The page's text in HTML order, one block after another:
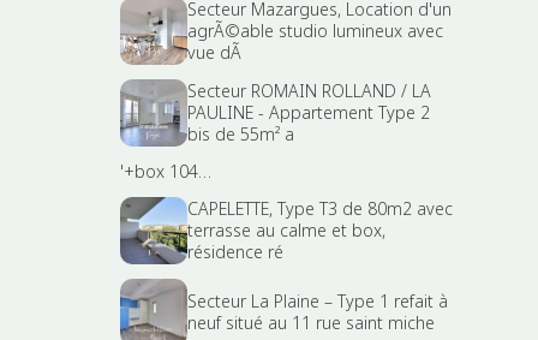
Secteur Mazargues, Location d'un
agrÃ©able studio lumineux avec
vue dÃ
Secteur ROMAIN ROLLAND / LA
PAULINE - Appartement Type 2
bis de 55m² a
'+box 104…
CAPELETTE, Type T3 de 80m2 avec
terrasse au calme et box,
résidence ré
Secteur La Plaine – Type 1 refait à
neuf situé au 11 rue saint miche